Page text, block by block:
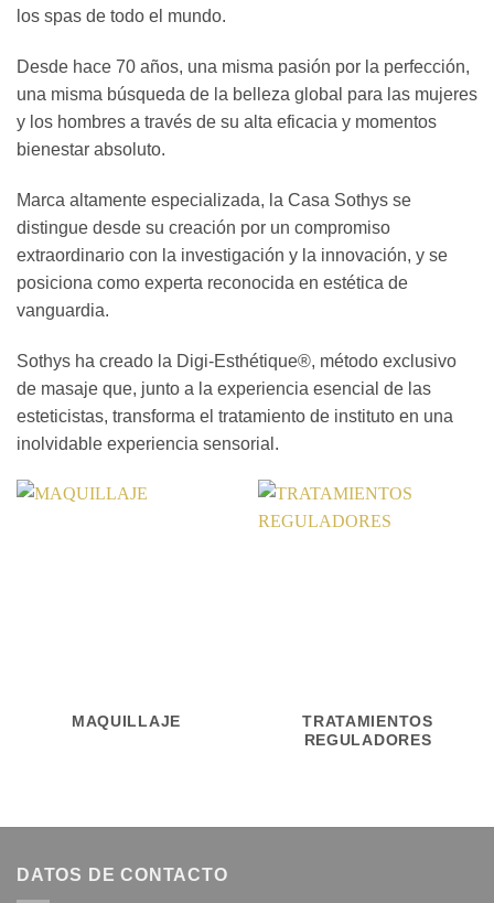
los spas de todo el mundo.
Desde hace 70 años, una misma pasión por la perfección,
una misma búsqueda de la belleza global para las mujeres
y los hombres a través de su alta eficacia y momentos
bienestar absoluto.
Marca altamente especializada, la Casa Sothys se
distingue desde su creación por un compromiso
extraordinario con la investigación y la innovación, y se
posiciona como experta reconocida en estética de
vanguardia.
Sothys ha creado la Digi-Esthétique®, método exclusivo
de masaje que, junto a la experiencia esencial de las
esteticistas, transforma el tratamiento de instituto en una
inolvidable experiencia sensorial.
MAQUILLAJE
TRATAMIENTOS
REGULADORES
DATOS DE CONTACTO